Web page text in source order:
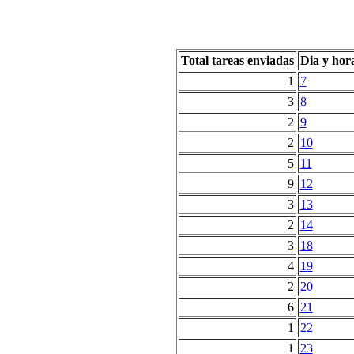
Total tareas enviadas Dia y
1
7
3 8
2 9
2 10
5 11
9 12
3 13
2 14
3 18
4 19
2 20
6 21
1
22
1
23